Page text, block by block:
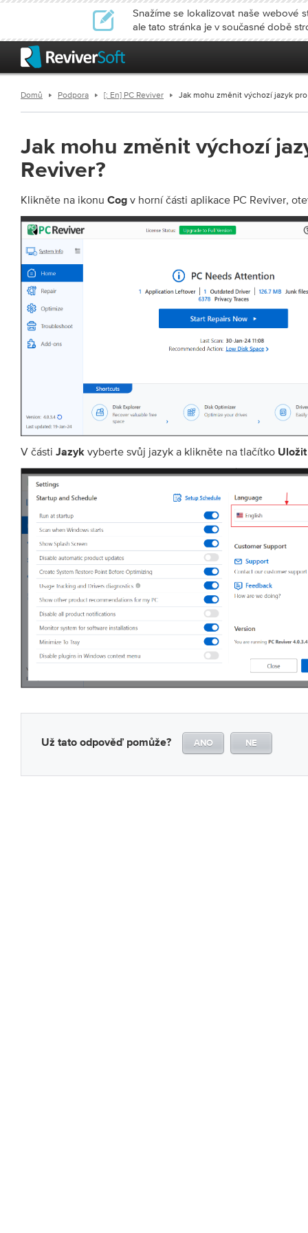
Snažíme se lokalizovat naše webové
ale tato stránka je v současné době
Domů Podpora [: En] PC Reviver Jak mohu změnit výchozí jazyk pro
Jak mohu změnit výchozí
Reviver?
Klikněte na ikonu Cog v horní části aplikace PC Reviver,
V části Jazyk vyberte svůj jazyk a klikněte na tlačítko Uložit
Už tato odpověď pomůže? ANO NE